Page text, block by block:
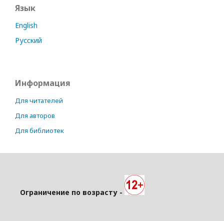
Язык
English
Русский
Информация
Для читателей
Для авторов
Для библиотек
Ограничение по возрасту -